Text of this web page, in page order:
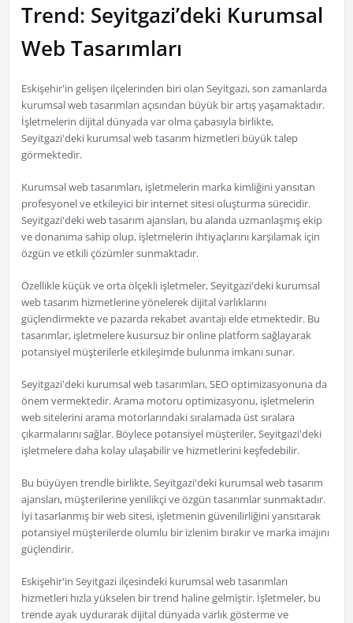
Trend: Seyitgazi’deki Kurumsal
Web Tasarımları
Eskişehir'in gelişen ilçelerinden biri olan Seyitgazi, son zamanlarda
kurumsal web tasarımları açısından büyük bir artış yaşamaktadır.
İşletmelerin dijital dünyada var olma çabasıyla birlikte,
Seyitgazi'deki kurumsal web tasarım hizmetleri büyük talep
görmektedir.
Kurumsal web tasarımları, işletmelerin marka kimliğini yansıtan
profesyonel ve etkileyici bir internet sitesi oluşturma sürecidir.
Seyitgazi'deki web tasarım ajansları, bu alanda uzmanlaşmış ekip
ve donanıma sahip olup, işletmelerin ihtiyaçlarını karşılamak için
özgün ve etkili çözümler sunmaktadır.
Özellikle küçük ve orta ölçekli işletmeler, Seyitgazi'deki kurumsal
web tasarım hizmetlerine yönelerek dijital varlıklarını
güçlendirmekte ve pazarda rekabet avantajı elde etmektedir. Bu
tasarımlar, işletmelere kusursuz bir online platform sağlayarak
potansiyel müşterilerle etkileşimde bulunma imkanı sunar.
Seyitgazi'deki kurumsal web tasarımları, SEO optimizasyonuna da
önem vermektedir. Arama motoru optimizasyonu, işletmelerin
web sitelerini arama motorlarındaki sıralamada üst sıralara
çıkarmalarını sağlar. Böylece potansiyel müşteriler, Seyitgazi'deki
işletmelere daha kolay ulaşabilir ve hizmetlerini keşfedebilir.
Bu büyüyen trendle birlikte, Seyitgazi'deki kurumsal web tasarım
ajansları, müşterilerine yenilikçi ve özgün tasarımlar sunmaktadır.
İyi tasarlanmış bir web sitesi, işletmenin güvenilirliğini yansıtarak
potansiyel müşterilerde olumlu bir izlenim bırakır ve marka imajını
güçlendirir.
Eskişehir'in Seyitgazi ilçesindeki kurumsal web tasarımları
hizmetleri hızla yükselen bir trend haline gelmiştir. İşletmeler, bu
trende ayak uydurarak dijital dünyada varlık gösterme ve